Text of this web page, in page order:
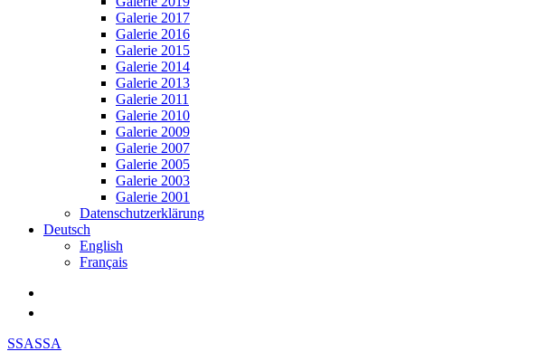
Galerie 2017
Galerie 2016
Galerie 2015
Galerie 2014
Galerie 2013
Galerie 2011
Galerie 2010
Galerie 2009
Galerie 2007
Galerie 2005
Galerie 2003
Galerie 2001
Datenschutzerklärung
Deutsch
English
Français
SSASSA